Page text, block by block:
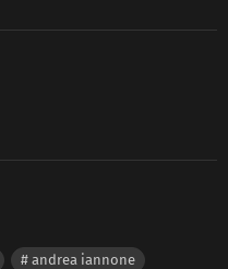
andrea iannone